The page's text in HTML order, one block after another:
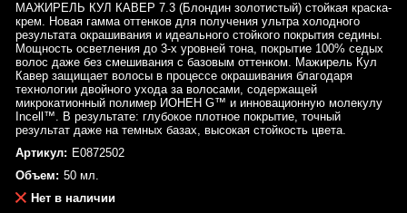
МАЖИРЕЛЬ КУЛ КАВЕР 7.3 (Блондин золотистый) стойкая краска-
крем. Новая гамма оттенков для получения ультра холодного
результата окрашивания и идеального стойкого покрытия седины.
Мощность осветления до 3-х уровней тона, покрытие 100% седых
волос даже без смешивания с базовым оттенком. Мажирель Кул
Кавер защищает волосы в процессе окрашивания благодаря
технологии двойного ухода за волосами, содержащей
микрокатионный полимер ИОНЕН G™ и инновационную молекулу
Incell™. В результате: глубокое плотное покрытие, точный
результат даже на темных базах, высокая стойкость цвета.
Артикул: E0872502
Объем: 50 мл.
Нет в наличии